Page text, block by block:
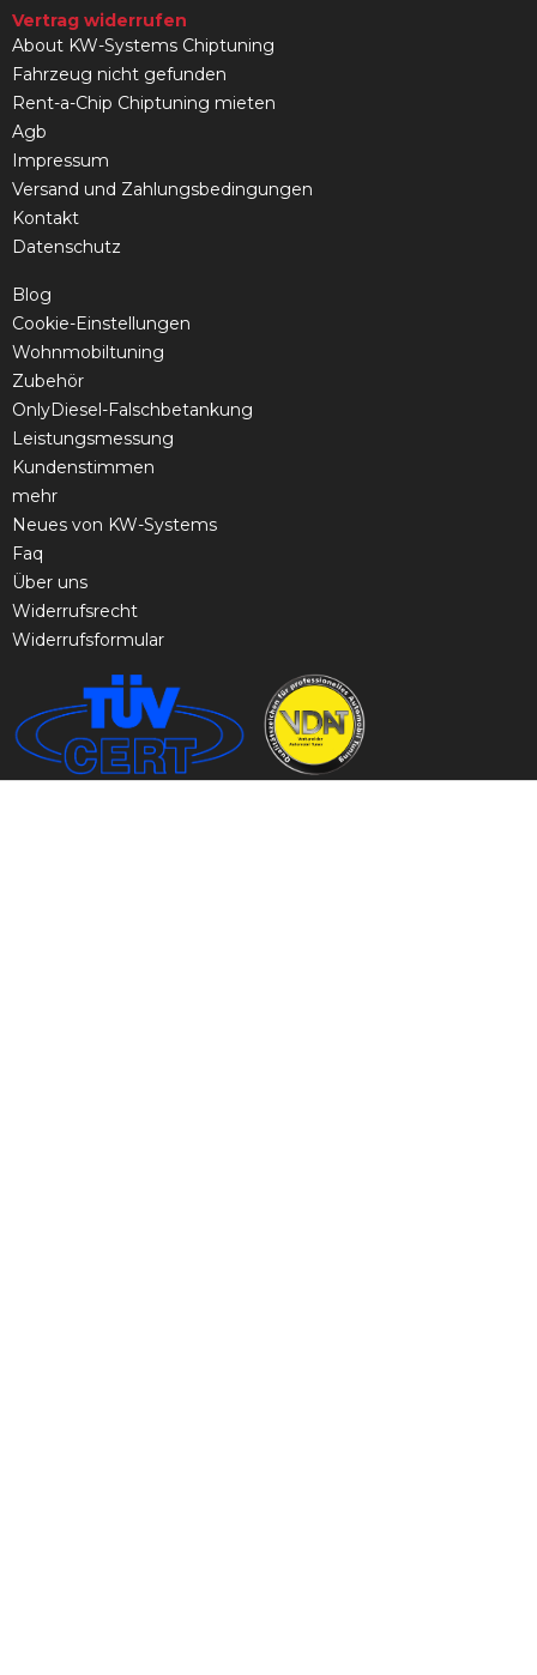
Vertrag widerrufen
About KW-Systems Chiptuning
Fahrzeug nicht gefunden
Rent-a-Chip Chiptuning mieten
Agb
Impressum
Versand und Zahlungsbedingungen
Kontakt
Datenschutz
Blog
Cookie-Einstellungen
Wohnmobiltuning
Zubehör
OnlyDiesel-Falschbetankung
Leistungsmessung
Kundenstimmen
mehr
Neues von KW-Systems
Faq
Über uns
Widerrufsrecht
Widerrufsformular